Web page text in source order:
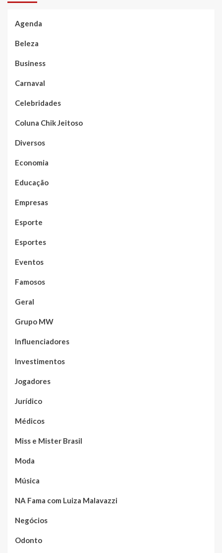
Agenda
Beleza
Business
Carnaval
Celebridades
Coluna Chik Jeitoso
Diversos
Economia
Educação
Empresas
Esporte
Esportes
Eventos
Famosos
Geral
Grupo MW
Influenciadores
Investimentos
Jogadores
Jurídico
Médicos
Miss e Mister Brasil
Moda
Música
NA Fama com Luiza Malavazzi
Negócios
Odonto